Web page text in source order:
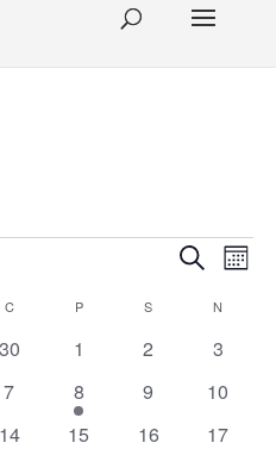
po
Szukaj
CCZWARTEK
PPIĄTEK S N
0
30
0
1
0
2
0
3
0
wydarzenia
7
1
wydarzenie
8
0
9
0
10
0
14
0
15
0
16
0
17